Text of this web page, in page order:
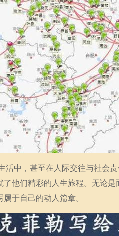
中，甚至在人际交往与社会
他们精彩的人生旅程。无论
于自己的动人篇章。